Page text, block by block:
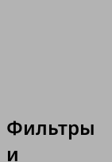
Фильтры
и